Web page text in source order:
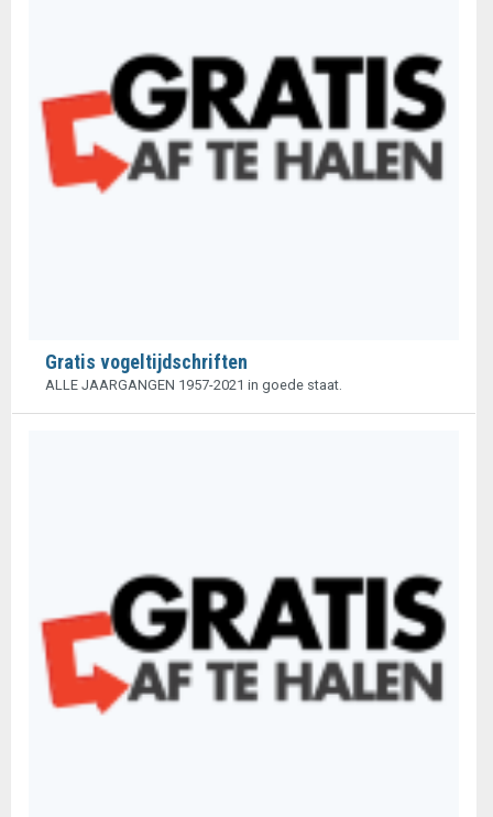
Gratis vogeltijdschriften
ALLE JAARGANGEN 1957-2021 in goede staat.